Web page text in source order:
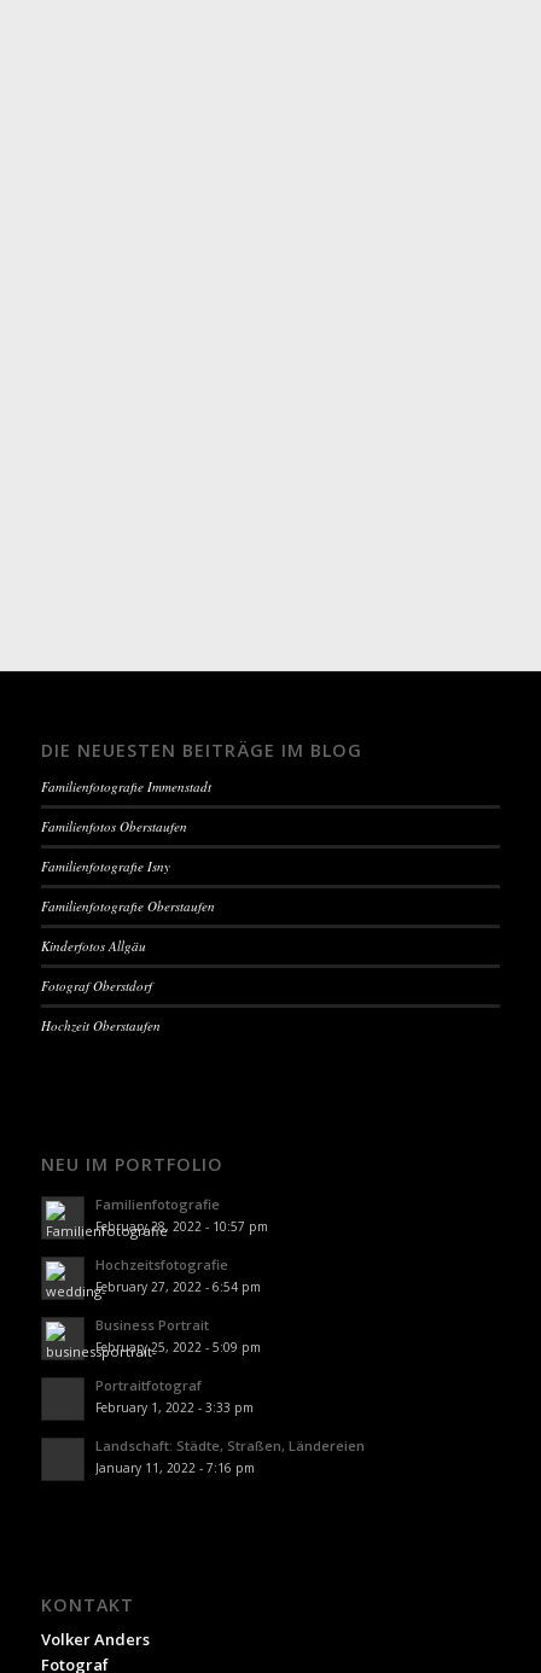
DIE NEUESTEN BEITRÄGE IM BLOG
Familienfotografie Immenstadt
Familienfotos Oberstaufen
Familienfotografie Isny
Familienfotografie Oberstaufen
Kinderfotos Allgäu
Fotograf Oberstdorf
Hochzeit Oberstaufen
NEU IM PORTFOLIO
Familienfotografie
February 28, 2022 - 10:57 pm
Hochzeitsfotografie
February 27, 2022 - 6:54 pm
Business Portrait
February 25, 2022 - 5:09 pm
Portraitfotograf
February 1, 2022 - 3:33 pm
Landschaft: Städte, Straßen, Ländereien
January 11, 2022 - 7:16 pm
KONTAKT
Volker Anders
Fotograf